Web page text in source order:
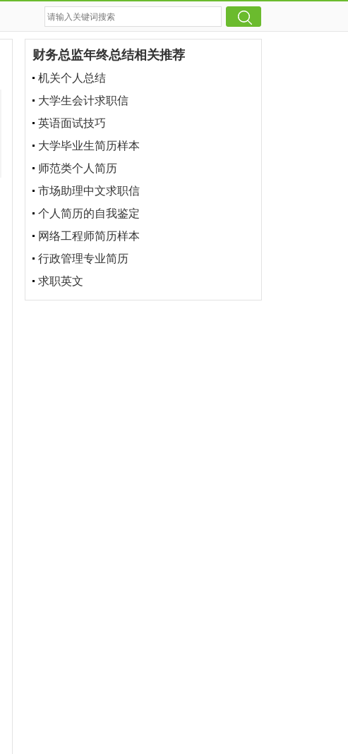
财务总监年终总结相关推荐
机关个人总结
大学生会计求职信
英语面试技巧
大学毕业生简历样本
师范类个人简历
市场助理中文求职信
个人简历的自我鉴定
网络工程师简历样本
行政管理专业简历
求职英文